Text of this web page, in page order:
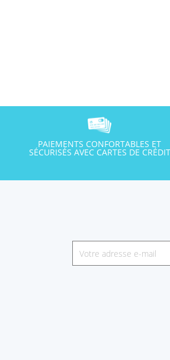
PAIEMENTS CONFORTABLES ET
SÉCURISÉS AVEC CARTES DE CRÉDIT